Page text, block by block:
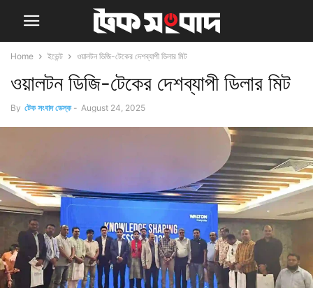
Home ইভেন্ট ওয়ালটন ডিজি-টেকের দেশব্যাপী ডিলার মিট
ওয়ালটন ডিজি-টেকের দেশব্যাপী ডিলার মিট
By টেক সংবাদ ডেস্ক - August 24, 2025